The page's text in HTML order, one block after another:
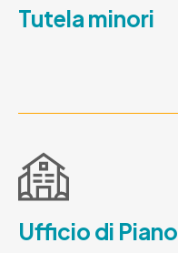
Tutela minori
Ufficio di Piano